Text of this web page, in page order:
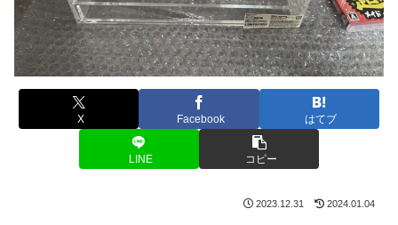
X Facebook はてブ
LINE コピー
2023.12.31 2024.01.04